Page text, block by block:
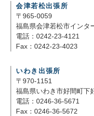
会津若松出張所
〒965-0059
福島県会津若松市インタ
電話：0242-23-4121
Fax：0242-23-4023
いわき出張所
〒970-1151
福島県いわき市好間町下
電話：0246-36-5671
Fax：0246-36-5672